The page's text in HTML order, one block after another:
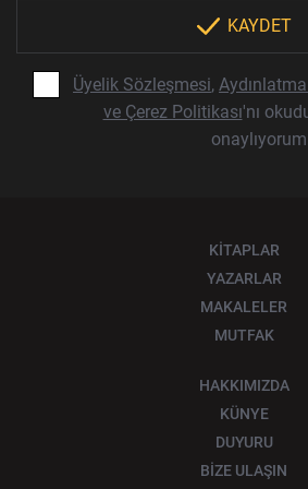
KAYDET
Üyelik Sözleşmesi,
ve Çerez Politikası'nı
KİTAPLAR
YAZARLAR
MAKALELER
MUTFAK
HAKKIMIZDA
KÜNYE
DUYURU
BİZE ULAŞIN